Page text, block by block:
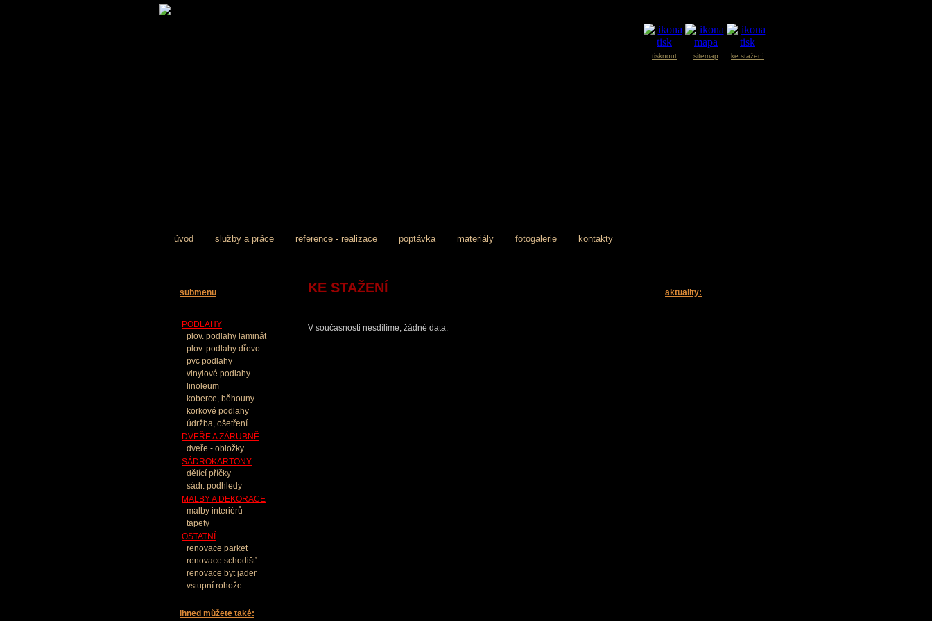
KE STAŽENÍ
V současnosti nesdílíme, žádné data.
submenu
PODLAHY
plov. podlahy laminát
plov. podlahy dřevo
pvc podlahy
vinylové podlahy
linoleum
koberce, běhouny
korkové podlahy
údržba, ošetření
DVEŘE A ZÁRUBNĚ
dveře - obložky
SÁDROKARTONY
dělící příčky
sádr. podhledy
MALBY A DEKORACE
malby interiérů
tapety
OSTATNÍ
renovace parket
renovace schodišť
renovace byt jader
vstupní rohože
ihned můžete také:
úvod služby a práce reference - realizace poptávka materiály fotogalerie kontakty
aktuality:
tisknout sitemap ke stažení